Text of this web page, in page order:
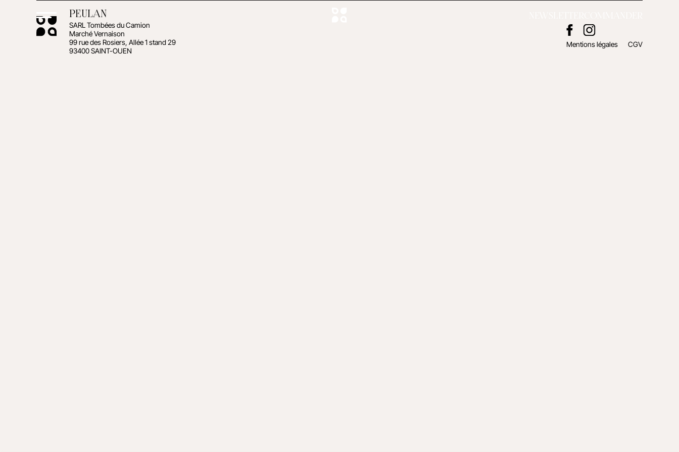
PEULAN
SARL Tombées du Camion
Marché Vernaison
99 rue des Rosiers, Allée 1 stand 29
93400 SAINT-OUEN
Mentions légales CGV